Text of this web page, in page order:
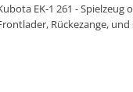
EK-1 261 -
Rückezange,